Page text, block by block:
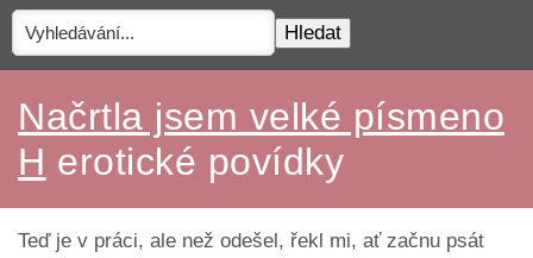
Načrtla jsem velké písmeno
H erotické povídky
Teď je v práci, ale než odešel, řekl mi, ať začnu psát